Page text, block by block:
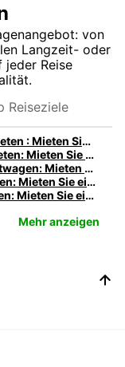
von
Langzeit- oder
jeder Reise
Reiseziele
Toyota Mieten : Mieten Sie einen Toyota bei Europcar
Skoda mieten: Mieten Sie einen Skoda mit Europcar
BMW Mietwagen: Mieten Sie einen BMW mit Europcar
Jeep Mieten: Mieten Sie einen Jeep mit Europcar
Ford Mieten: Mieten Sie einen Ford mit Europcar
Mehr anzeigen